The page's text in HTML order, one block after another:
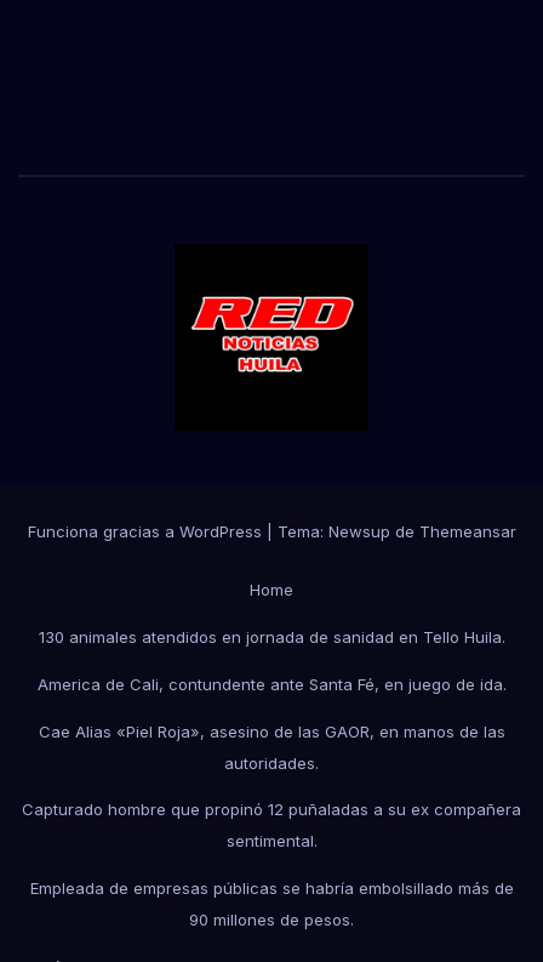
Funciona gracias a WordPress Tema: Newsup de Themeansar
Home
130 animales atendidos en jornada de sanidad en Tello Huila.
America de Cali, contundente ante Santa Fé, en juego de ida.
Cae Alias «Piel Roja», asesino de las GAOR, en manos de las
autoridades.
Capturado hombre que propinó 12 puñaladas a su ex compañera
sentimental.
Empleada de empresas públicas se habría embolsillado más de
90 millones de pesos.